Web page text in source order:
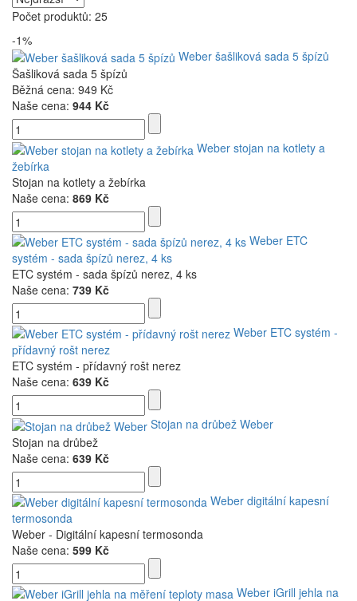
Počet produktů: 25
-1%
Weber šašliková sada 5 špízů
Šašliková sada 5 špízů
Běžná cena: 949 Kč
Naše cena: 944 Kč
Weber stojan na kotlety a
žebírka
Stojan na kotlety a žebírka
Naše cena: 869 Kč
Weber ETC
systém - sada špízů nerez, 4 ks
ETC systém - sada špízů nerez, 4 ks
Naše cena: 739 Kč
Weber ETC systém -
přídavný rošt nerez
ETC systém - přídavný rošt nerez
Naše cena: 639 Kč
Stojan na drůbež Weber
Stojan na drůbež
Naše cena: 639 Kč
Weber digitální kapesní
termosonda
Weber - Digitální kapesní termosonda
Naše cena: 599 Kč
Weber iGrill jehla na